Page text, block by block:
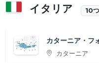
イタリア 10
カターニア・フ
カターニア